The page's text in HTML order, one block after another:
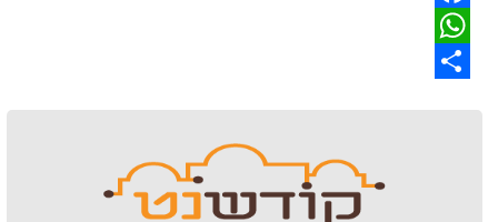
Facebook
WhatsApp